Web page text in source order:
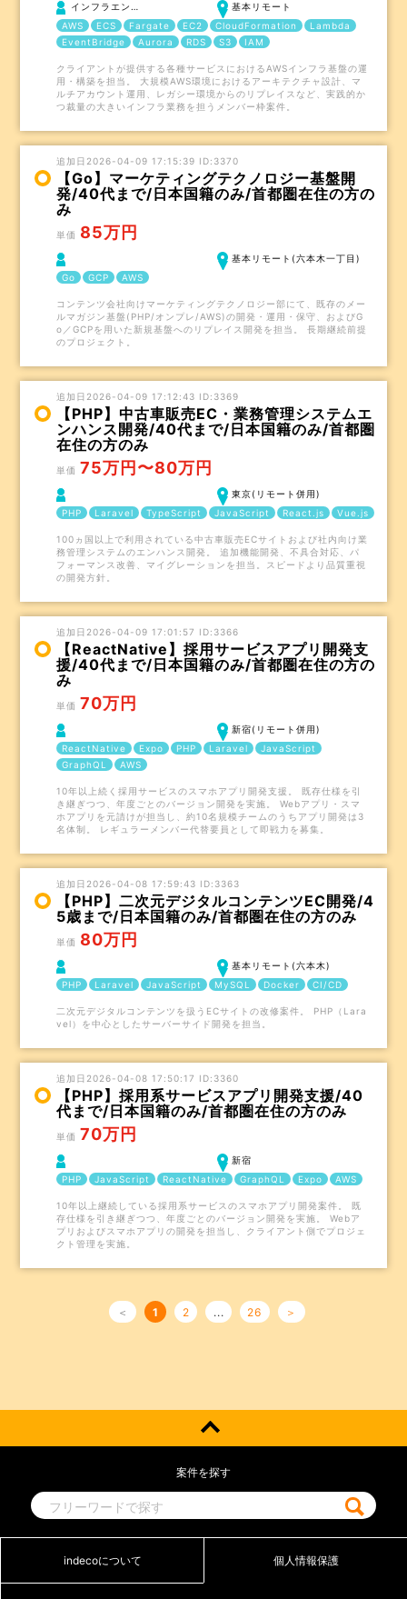
インフラエン…
基本リモート
AWS
ECS Fargate EC2 CloudFormation
Lambda
EventBridge
Aurora RDS S3 IAM
クライアントが提供する各種サービスにおけるAWSインフラ基盤の運
用・構築を担当。 大規模AWS環境におけるアーキテクチャ設計、マ
ルチアカウント運用、レガシー環境からのリプレイスなど、実践的か
つ裁量の大きいインフラ業務を担うメンバー枠案件。
追加日2026-04-09 17:15:39 ID:3370
【Go】マーケティングテクノロジー基盤開
発/40代まで/日本国籍のみ/首都圏在住の方の
み
単価 85万円
基本リモート(六本木一丁目)
Go
GCP AWS
コンテンツ会社向けマーケティングテクノロジー部にて、既存のメー
ルマガジン基盤(PHP/オンプレ/AWS)の開発・運用・保守、およびG
o／GCPを用いた新規基盤へのリプレイス開発を担当。 長期継続前提
のプロジェクト。
追加日2026-04-09 17:12:43 ID:3369
【PHP】中古車販売EC・業務管理システムエ
ンハンス開発/40代まで/日本国籍のみ/首都圏
在住の方のみ
単価 75万円〜80万円
東京(リモート併用)
PHP
Laravel TypeScript JavaScript React.js Vue.js
100ヵ国以上で利用されている中古車販売ECサイトおよび社内向け業
務管理システムのエンハンス開発。 追加機能開発、不具合対応、パ
フォーマンス改善、マイグレーションを担当。スピードより品質重視
の開発方針。
追加日2026-04-09 17:01:57 ID:3366
【ReactNative】採用サービスアプリ開発支
援/40代まで/日本国籍のみ/首都圏在住の方の
み
単価 70万円
新宿(リモート併用)
ReactNative
Expo PHP Laravel
JavaScript
GraphQL
AWS
10年以上続く採用サービスのスマホアプリ開発支援。 既存仕様を引
き継ぎつつ、年度ごとのバージョン開発を実施。 Webアプリ・スマ
ホアプリを元請けが担当し、約10名規模チームのうちアプリ開発は3
名体制。 レギュラーメンバー代替要員として即戦力を募集。
追加日2026-04-08 17:59:43 ID:3363
【PHP】二次元デジタルコンテンツEC開発/4
5歳まで/日本国籍のみ/首都圏在住の方のみ
単価 80万円
基本リモート(六本木)
PHP
Laravel JavaScript MySQL Docker CI/CD
二次元デジタルコンテンツを扱うECサイトの改修案件。 PHP（Lara
vel）を中心としたサーバーサイド開発を担当。
追加日2026-04-08 17:50:17 ID:3360
【PHP】採用系サービスアプリ開発支援/40
代まで/日本国籍のみ/首都圏在住の方のみ
単価 70万円
新宿
PHP
JavaScript ReactNative GraphQL Expo AWS
10年以上継続している採用系サービスのスマホアプリ開発案件。 既
存仕様を引き継ぎつつ、年度ごとのバージョン開発を実施。 Webア
プリおよびスマホアプリの開発を担当し、クライアント側でプロジェ
クト管理を実施。
＜ 1 2 ... 26 ＞
案件を探す
indecoについて 個人情報保護